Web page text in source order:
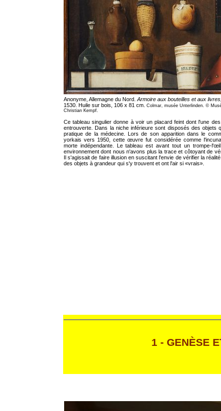
Anonyme, Allemagne du Nord.Armoire aux bouteilles et aux
1530. Huile sur bois, 106 x 81 cm. Colmar, musée Unterlinden. ©
Christian Kempf.
Ce tableau singulier donne à voir un placard feint dont l'une
entrouverte. Dans la niche inférieure sont disposés des objets
pratique de la médecine. Lors de son apparition dans le
yorkais vers 1950, cette œuvre fut considérée comme
morte indépendante. Le tableau est avant tout un trompe-
environnement dont nous n'avons plus la trace et côtoyant de
Il s'agissait de faire illusion en suscitant l'envie de vérifier la
des objets à grandeur qui s'y trouvent et ont l'air si «vrais».
1 - GENÈSE